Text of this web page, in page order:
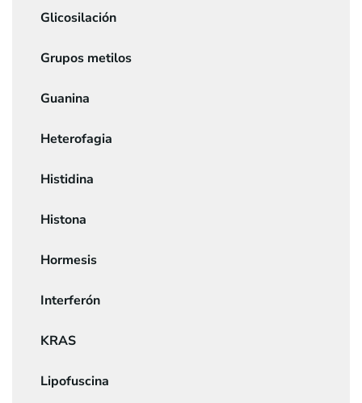
Glicosilación
Grupos metilos
Guanina
Heterofagia
Histidina
Histona
Hormesis
Interferón
KRAS
Lipofuscina